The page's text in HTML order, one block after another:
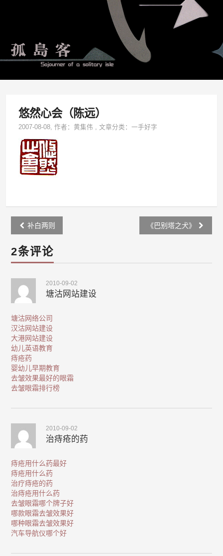
悠然心会（陈远）
2007-08-08, 作者：黄集伟 ,文章分类：一手好字
Post
navigation
补白两则 《巴别塔之犬》
2条评论
2010-09-02
塘沽网站建设
塘沽网络公司
汉沽网站建设
大港网站建设
幼儿英语教育
痔疮药
婴幼儿早期教育
去皱效果最好的眼霜
去皱眼霜排行榜
2010-09-02
治痔疮的药
痔疮用什么药最好
痔疮用什么药
治疗痔疮的药
治痔疮用什么药
去皱眼霜哪个牌子好
哪款眼霜去皱效果好
哪种眼霜去皱效果好
汽车导航仪哪个好